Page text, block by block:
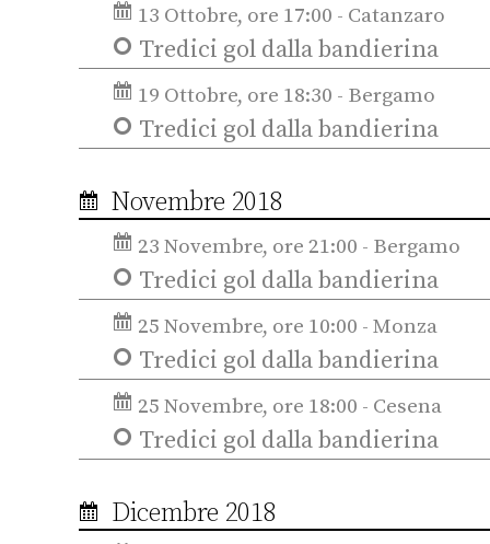
13 Ottobre, ore 17:00 - Catanzaro
Tredici gol dalla bandierina
19 Ottobre, ore 18:30 - Bergamo
Tredici gol dalla bandierina
Novembre 2018
23 Novembre, ore 21:00 - Bergamo
Tredici gol dalla bandierina
25 Novembre, ore 10:00 - Monza
Tredici gol dalla bandierina
25 Novembre, ore 18:00 - Cesena
Tredici gol dalla bandierina
Dicembre 2018